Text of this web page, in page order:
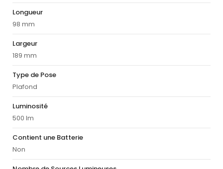
Longueur
98 mm
Largeur
189 mm
Type de Pose
Plafond
Luminosité
500 lm
Contient une Batterie
Non